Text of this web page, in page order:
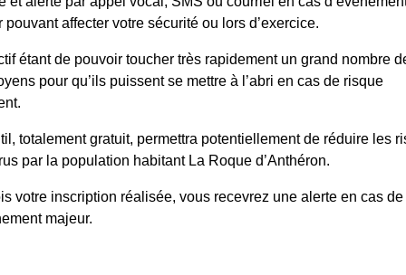
pouvant affecter votre sécurité ou lors d’exercice.
étant de pouvoir toucher très rapidement un grand nombre
pour qu’ils puissent se mettre à l’abri en cas de risque
totalement gratuit, permettra potentiellement de réduire les
par la population habitant La Roque d’Anthéron.
votre inscription réalisée, vous recevrez une alerte en cas de
majeur.